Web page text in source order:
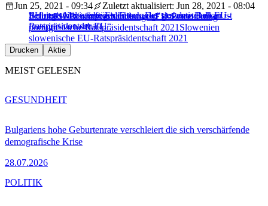
Serbiens Ministerpräsidentin: „Der gesamte Balkan ist
frustriert von der EU“
Belarus wird wichtiges Thema der slowenischen EU-
Ratspräsidentschaft
EU registriert „tiefe Enttäuschung“ auf dem Balkan
Jun 25, 2021 - 09:34
Zuletzt aktualisiert: Jun 28, 2021 - 08:04
PolitikEU-BeitrittsverhandlungenEU-Erweiterung
portugiesische Ratspräsidentschaft 2021 Slowenien
slowenische EU-Ratspräsidentschaft 2021
Drucken Aktie
MEIST GELESEN
Bulgariens hohe Geburtenrate verschleiert die sich verschärfende
demografische Krise
28.07.2026
GESUNDHEIT
POLITIK